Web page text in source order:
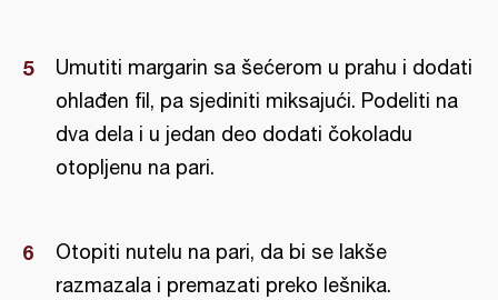
Umutiti margarin sa šećerom u prahu i dodati
ohlađen fil, pa sjediniti miksajući. Podeliti na
dva dela i u jedan deo dodati čokoladu
otopljenu na pari.
Otopiti nutelu na pari, da bi se lakše
razmazala i premazati preko lešnika.